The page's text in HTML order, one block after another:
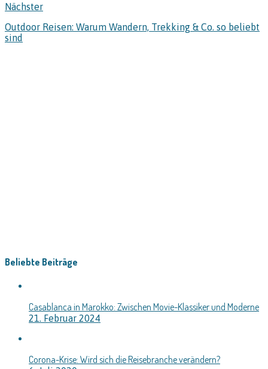
Nächster
Outdoor Reisen: Warum Wandern, Trekking & Co. so beliebt
sind
Beliebte Beiträge
Casablanca in Marokko: Zwischen Movie-Klassiker und Moderne
21. Februar 2024
Corona-Krise: Wird sich die Reisebranche verändern?